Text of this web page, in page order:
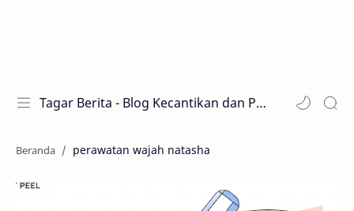
Tagar Berita - Blog Kecantikan dan Perawatan
perawatan wajah natasha